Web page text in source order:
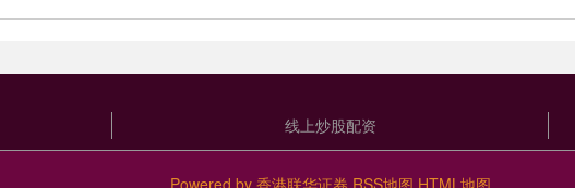
线上炒股配资
Powered by 香港联华证券 RSS地图 HTML地图